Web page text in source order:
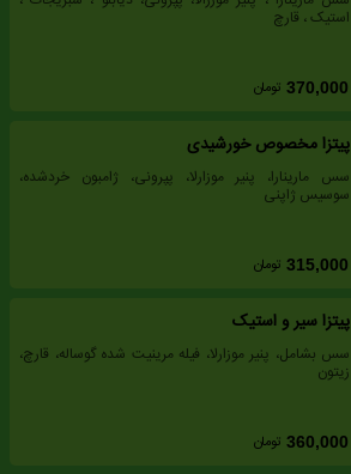
استیک ، قارچ
370,000 تومان
پیتزا مخصوص خورشیدی
سس مارینارا، پنیر موزارلا، پپرونی، ژامبون خردشده،
سوسیس ژاپنی
315,000 تومان
پیتزا سیر و استیک
سس بشامل، پنیر موزارلا، فیله مرینیت شده گوساله، قارچ،
زیتون
360,000 تومان